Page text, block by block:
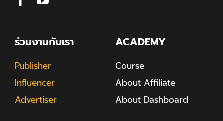
ร่วมงานกับเรา
Publisher
Influencer
Advertiser
ACADEMY
Course
About Affiliate
About Dashboard